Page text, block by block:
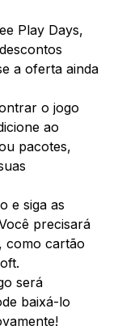
Play Days,
a oferta ainda
o jogo
ao
pacotes,
e siga as
precisará
como cartão
será
baixá-lo